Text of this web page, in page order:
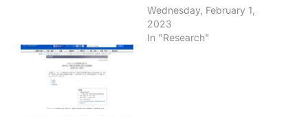
Wednesday, February 1,
2023
In "Research"